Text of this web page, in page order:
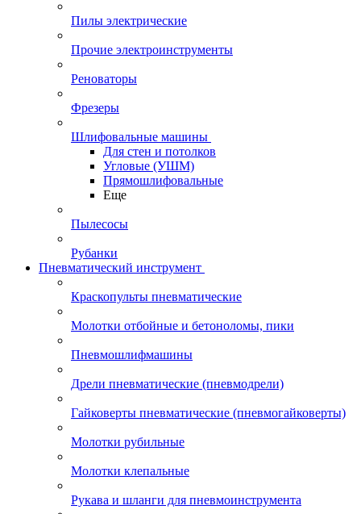
Пилы электрические
Прочие электроинструменты
Реноваторы
Фрезеры
Шлифовальные машины
Для стен и потолков
Угловые (УШМ)
Прямошлифовальные
Еще
Пылесосы
Рубанки
Пневматический инструмент
Краскопульты пневматические
Молотки отбойные и бетоноломы, пики
Пневмошлифмашины
Дрели пневматические (пневмодрели)
Гайковерты пневматические (пневмогайковерты)
Молотки рубильные
Молотки клепальные
Рукава и шланги для пневмоинструмента